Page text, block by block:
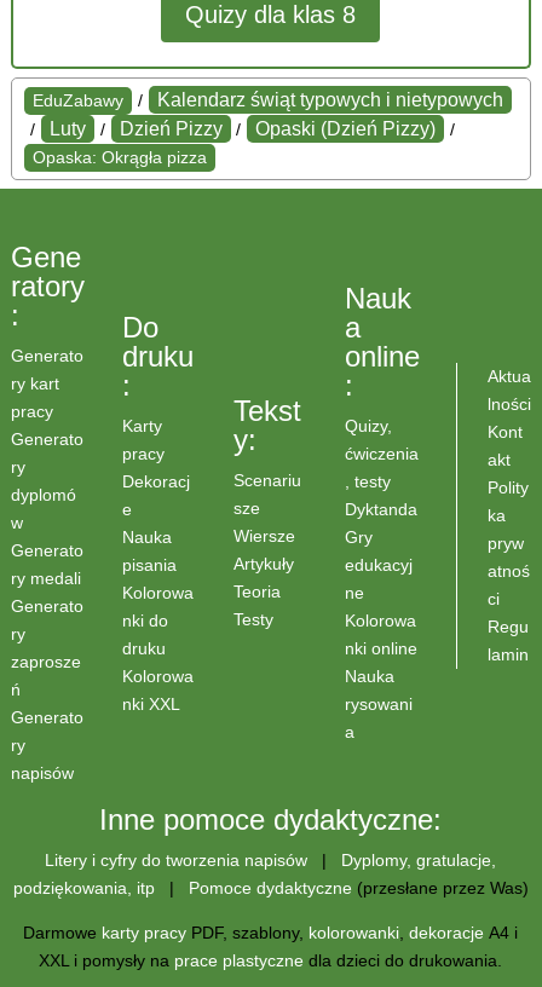
Quizy dla klas 8
EduZabawy / Kalendarz świąt typowych i nietypowych
/ Luty / Dzień Pizzy / Opaski (Dzień Pizzy)
/
Opaska: Okrągła pizza
Gene
ratory
:
Generato
ry kart
pracy
Generato
ry
dyplomó
w
Generato
ry medali
Generato
ry
zaprosze
ń
Generato
ry
napisów
Do
druku
:
Karty
pracy
Dekoracj
e
Nauka
pisania
Kolorowa
nki do
druku
Kolorowa
nki XXL
Tekst
y:
Scenariu
sze
Wiersze
Artykuły
Teoria
Testy
Nauk
a
online
:
Quizy,
ćwiczenia
, testy
Dyktanda
Gry
edukacyj
ne
Kolorowa
nki online
Nauka
rysowani
a
Aktua
lności
Kont
akt
Polity
ka
pryw
atnoś
ci
Regu
lamin
Inne pomoce dydaktyczne:
Litery i cyfry do tworzenia napisów | Dyplomy, gratulacje,
podziękowania, itp| Pomoce dydaktyczne (przesłane przez Was)
Darmowe karty pracy PDF, szablony, kolorowanki ,dekoracje A4 i
XXL i pomysły na prace plastyczne dla dzieci do drukowania.